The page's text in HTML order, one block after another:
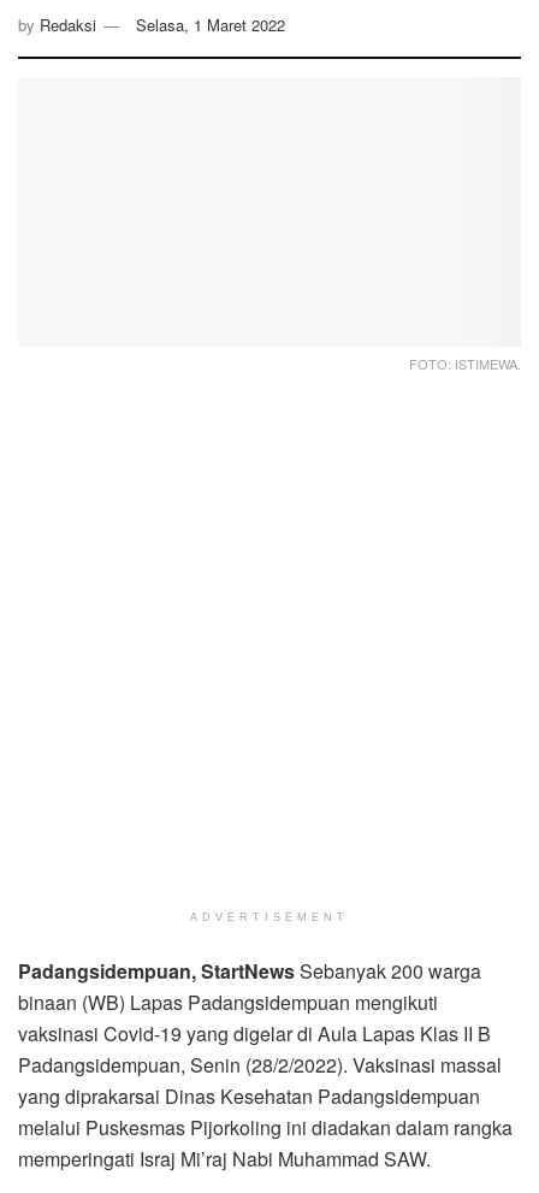
by Redaksi Selasa, 1 Maret 2022
FOTO: ISTIMEWA.
ADVERTISEMENT
Padangsidempuan, StartNewsSebanyak 200 warga
binaan (WB) Lapas Padangsidempuan mengikuti
vaksinasi Covid-19 yang digelar di Aula Lapas Klas II B
Padangsidempuan, Senin (28/2/2022). Vaksinasi massal
yang diprakarsai Dinas Kesehatan Padangsidempuan
melalui Puskesmas Pijorkoling ini diadakan dalam rangka
memperingati Israj Mi’raj Nabi Muhammad SAW.